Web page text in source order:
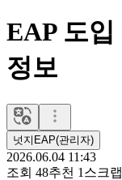
EAP 도
정보
넛지EAP(관리자)
2026.06.04 11:43
조회 48추천 1 스크랩